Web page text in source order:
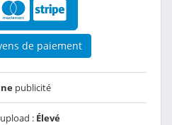
de paiement
publicité
: Élevé